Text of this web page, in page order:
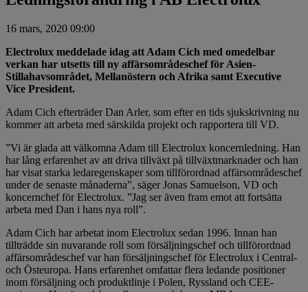
16 mars, 2020 09:00
Electrolux meddelade idag att Adam Cich med omedelbar
verkan har utsetts till ny affärsområdeschef för Asien-
Stillahavsområdet, Mellanöstern och Afrika samt Executive
Vice President.
Adam Cich efterträder Dan Arler, som efter en tids sjukskrivning nu
kommer att arbeta med särskilda projekt och rapportera till VD.
”Vi är glada att välkomna Adam till Electrolux koncernledning. Han
har lång erfarenhet av att driva tillväxt på tillväxtmarknader och han
har visat starka ledaregenskaper som tillförordnad affärsområdeschef
under de senaste månaderna”, säger Jonas Samuelson, VD och
koncernchef för Electrolux. ”Jag ser även fram emot att fortsätta
arbeta med Dan i hans nya roll”.
Adam Cich har arbetat inom Electrolux sedan 1996. Innan han
tillträdde sin nuvarande roll som försäljningschef och tillförordnad
affärsområdeschef var han försäljningschef för Electrolux i Central-
och Östeuropa. Hans erfarenhet omfattar flera ledande positioner
inom försäljning och produktlinje i Polen, Ryssland och CEE-